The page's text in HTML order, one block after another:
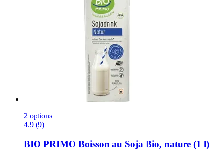
2 options
4.9 (9)
BIO PRIMO Boisson au Soja Bio, nature (1 l)